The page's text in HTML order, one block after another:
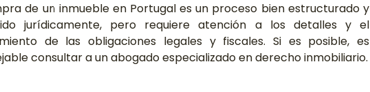
de un inmueble en Portugal es un proceso bien estructurado y
jurídicamente, pero requiere atención a los detalles y el
de las obligaciones legales y fiscales. Si es posible, es
consultar a un abogado especializado en derecho inmobiliario.